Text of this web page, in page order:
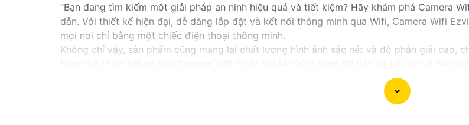
"Bạn đang tìm kiếm một giải pháp an ninh hiệu quả và tiết kiệm? Hãy khám phá Camera
dẫn. Với thiết kế hiện đại, dễ dàng lắp đặt và kết nối thông minh qua Wifi, Camera Wifi
mọi nơi chỉ bằng một chiếc điện thoại thông minh.
Không chỉ vậy, sản phẩm cũng mang lại chất lượng hình ảnh sắc nét và độ phân giải cao,
Hy vọng đoạn văn trên sẽ giúp bạn trong việc giới thiệu sản phẩm Camera Wifi Ezviz.